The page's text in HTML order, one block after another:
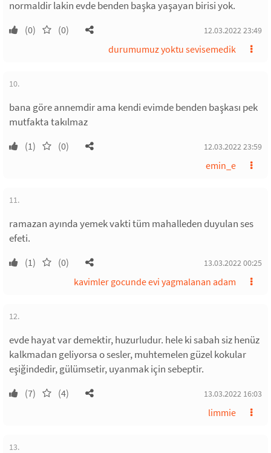
normaldir lakin evde benden başka yaşayan birisi yok.
(0) (0) 12.03.2022 23:49
durumumuz yoktu sevisemedik
10.
bana göre annemdir ama kendi evimde benden başkası pek
mutfakta takılmaz
(1) (0) 12.03.2022 23:59
emin_e
11.
ramazan ayında yemek vakti tüm mahalleden duyulan ses
efeti.
(1) (0) 13.03.2022 00:25
kavimler gocunde evi yagmalanan adam
12.
evde hayat var demektir, huzurludur. hele ki sabah siz henüz
kalkmadan geliyorsa o sesler, muhtemelen güzel kokular
eşiğindedir, gülümsetir, uyanmak için sebeptir.
(7) (4) 13.03.2022 16:03
limmie
13.